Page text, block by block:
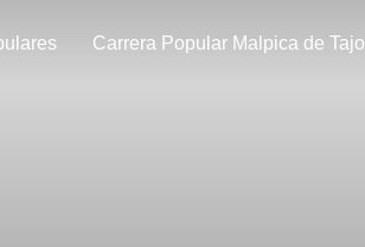
Carrera Popular Malpica de Tajo